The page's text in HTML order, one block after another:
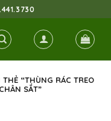
“THÙNG RÁC TREO
SẮT”